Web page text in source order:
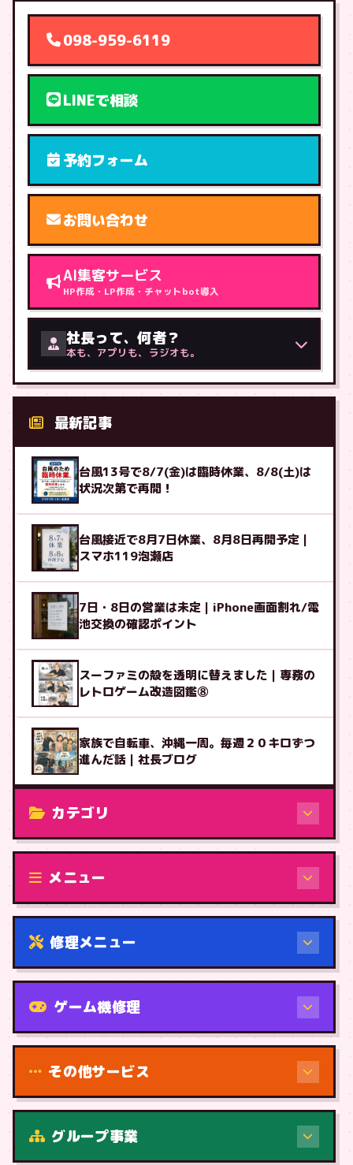
098-959-6119
LINEで相談
予約フォーム
お問い合わせ
AI集客サービス
HP作成・LP作成・チャットbot導入
社長って、何者？
本も、アプリも、ラジオも。
最新記事
台風13号で8/7(金)は臨時休業、8/8(土)は
状況次第で再開！
台風接近で8月7日休業、8月8日再開予定｜
スマホ119泡瀬店
7日・8日の営業は未定｜iPhone画面割れ/電
池交換の確認ポイント
スーファミの殻を透明に替えました｜専務の
レトロゲーム改造図鑑⑧
家族で自転車、沖縄一周。毎週２０キロずつ
進んだ話｜社長ブログ
カテゴリ
修理（機種から）
メニュー
修理メニュー
機種から
ゲーム機修理
その他サービス
グループ事業